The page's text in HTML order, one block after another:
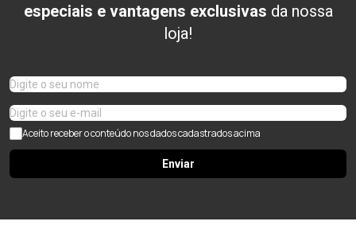
especiais e vantagens exclusivas da nossa
loja!
Aceito receber o conteúdo nos dados cadastrados acima
Enviar